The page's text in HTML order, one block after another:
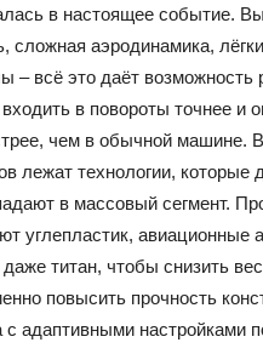
в настоящее событие.
сложная аэродинамика,
– всё это даёт возможность
в повороты точнее и
чем в обычной машине.
лежат технологии, которые
в массовый сегмент.
углепластик, авиационные
титан, чтобы снизить
повысить прочность
с адаптивными настройками